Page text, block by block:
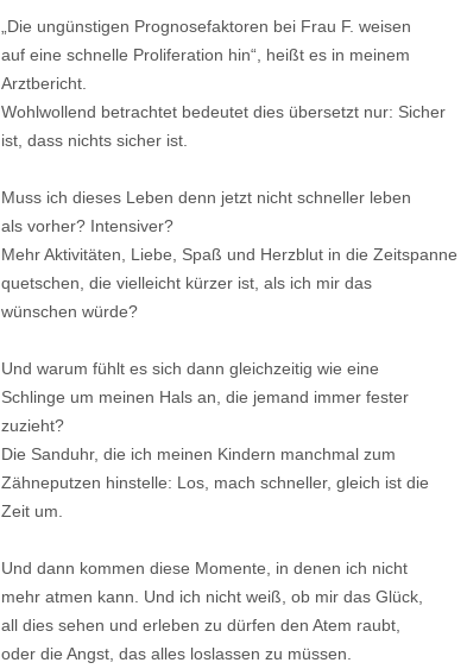
„Die ungünstigen Prognosefaktoren bei Frau F. weisen
auf eine schnelle Proliferation hin“, heißt es in meinem
Arztbericht.
Wohlwollend betrachtet bedeutet dies übersetzt nur: Sicher
ist, dass nichts sicher ist.
Muss ich dieses Leben denn jetzt nicht schneller leben
als vorher? Intensiver?
Mehr Aktivitäten, Liebe, Spaß und Herzblut in die Zeitspanne
quetschen, die vielleicht kürzer ist, als ich mir das
wünschen würde?
Und warum fühlt es sich dann gleichzeitig wie eine
Schlinge um meinen Hals an, die jemand immer fester
zuzieht?
Die Sanduhr, die ich meinen Kindern manchmal zum
Zähneputzen hinstelle: Los, mach schneller, gleich ist die
Zeit um.
Und dann kommen diese Momente, in denen ich nicht
mehr atmen kann. Und ich nicht weiß, ob mir das Glück,
all dies sehen und erleben zu dürfen den Atem raubt,
oder die Angst, das alles loslassen zu müssen.